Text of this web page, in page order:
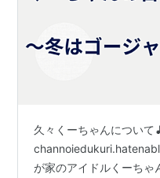
久々くーちゃんについ
が家のアイドルくーちゃ